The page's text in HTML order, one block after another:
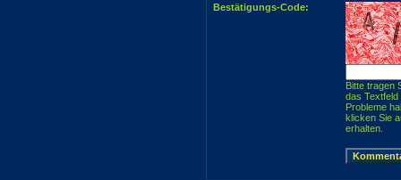
Bestätigungs-Code:
Bitte tragen
das Textfeld
Probleme
klicken Sie
erhalten.